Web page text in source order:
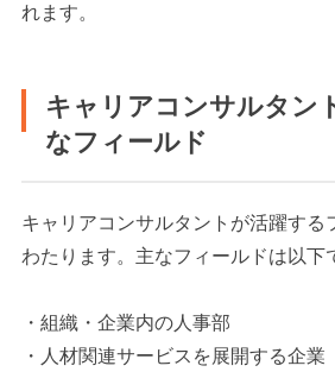
れます。
キャリアコンサルタン
なフィールド
キャリアコンサルタントが活躍する
わたります。主なフィールドは以下
・組織・企業内の人事部
・人材関連サービスを展開する企業